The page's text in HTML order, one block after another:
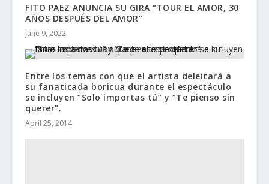
FITO PAEZ ANUNCIA SU GIRA “TOUR EL AMOR, 30
AÑOS DESPUÉS DEL AMOR”
June 9, 2022
Entre los temas con que el artista deleitará a
su fanaticada boricua durante el espectáculo
se incluyen “Solo importas tú” y “Te pienso sin
querer”.
April 25, 2014